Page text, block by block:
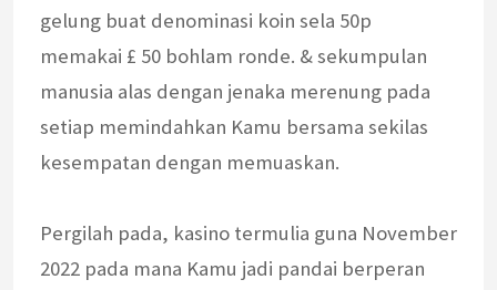
gelung buat denominasi koin sela 50p
memakai £ 50 bohlam ronde. & sekumpulan
manusia alas dengan jenaka merenung pada
setiap memindahkan Kamu bersama sekilas
kesempatan dengan memuaskan.
Pergilah pada, kasino termulia guna November
2022 pada mana Kamu jadi pandai berperan